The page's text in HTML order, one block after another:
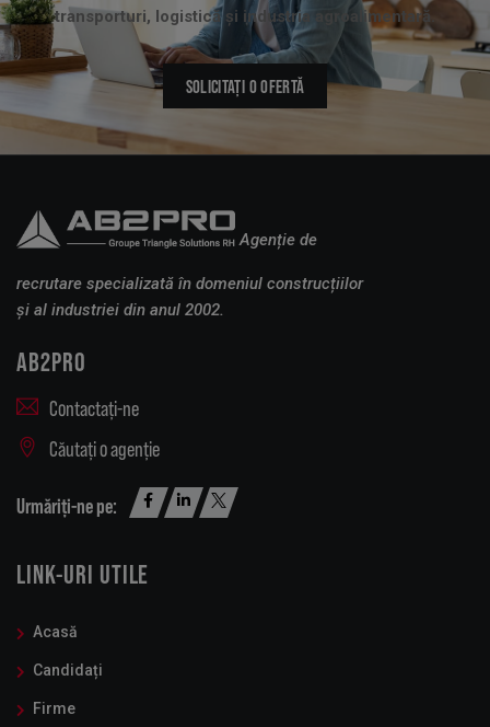
transporturi, logistică și industria agroalimentară.
SOLICITAȚI O OFERTĂ
Agenție de
recrutare specializată în domeniul construcțiilor
și al industriei din anul 2002.
AB2PRO
Contactați-ne
Căutați o agenție
Urmăriți-ne pe:
LINK-URI UTILE
Acasă
Candidați
Firme